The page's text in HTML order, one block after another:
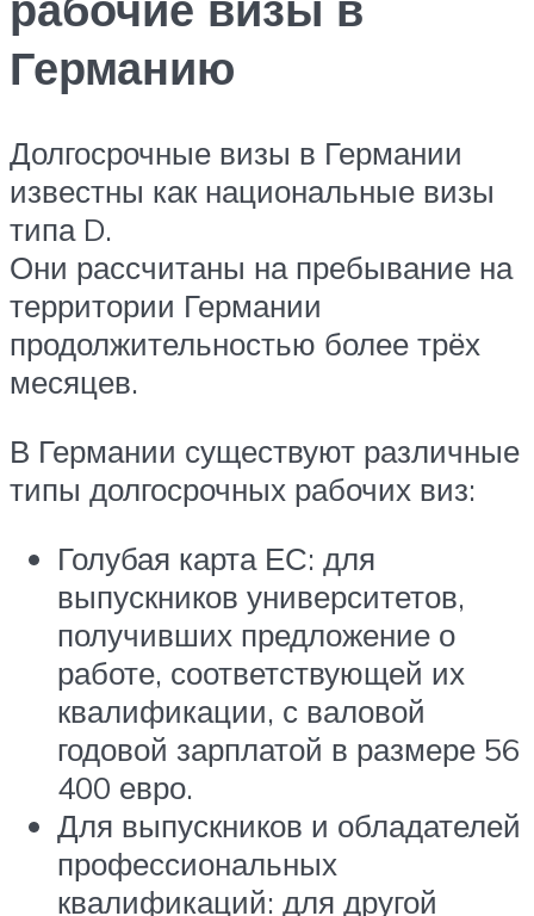
Германию
Долгосрочные визы в Германии
известны как национальные визы
типа D.
Они рассчитаны на пребывание на
территории Германии
продолжительностью более трёх
месяцев.
В Германии существуют различные
типы долгосрочных рабочих виз:
Голубая карта ЕС: для
выпускников университетов,
получивших предложение о
работе, соответствующей их
квалификации, с валовой
годовой зарплатой в размере 56
400 евро.
Для выпускников и обладателей
профессиональных
квалификаций: для другой